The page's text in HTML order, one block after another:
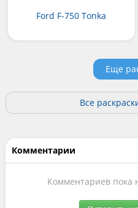
Ford F-750 Tonka
Еще
Все
Комментарии
Комментариев пока